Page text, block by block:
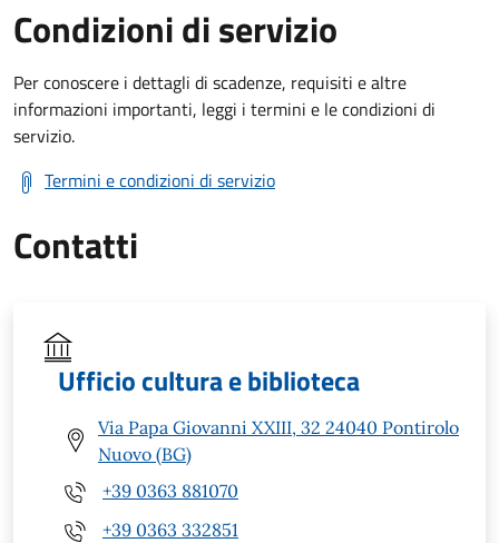
Condizioni di servizio
Per conoscere i dettagli di scadenze, requisiti e altre
informazioni importanti, leggi i termini e le condizioni di
servizio.
Termini e condizioni di servizio
Contatti
Ufficio cultura e biblioteca
Via Papa Giovanni XXIII, 32 24040 Pontirolo
Nuovo (BG)
+39 0363 881070
+39 0363 332851